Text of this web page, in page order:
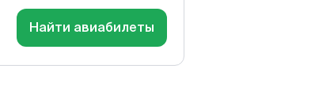
Найти авиабилеты